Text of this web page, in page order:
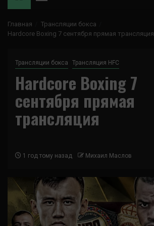
Главная
Трансляции бокса
Hardcore Boxing 7 сентября прямая трансляция
Трансляции бокса Трансляция HFC
Hardcore Boxing 7
сентября прямая
трансляция
1 год тому назад Михаил Маслов